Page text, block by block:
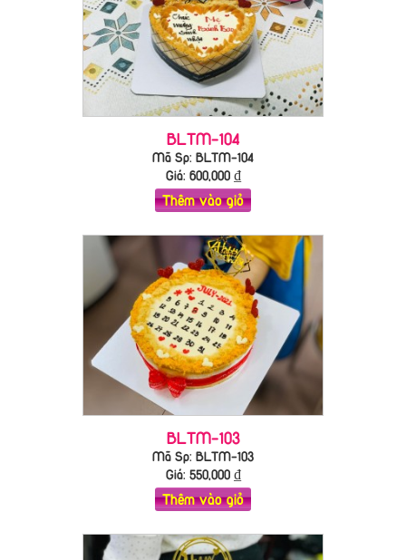
BLTM-104
Mã Sp: BLTM-104
Giá: 600,000₫
Thêm vào giỏ
BLTM-103
Mã Sp: BLTM-103
Giá: 550,000₫
Thêm vào giỏ